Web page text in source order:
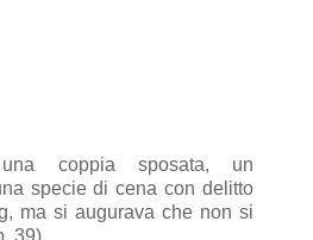
coppia sposata, un
specie di cena con delitto
ma si augurava che non si